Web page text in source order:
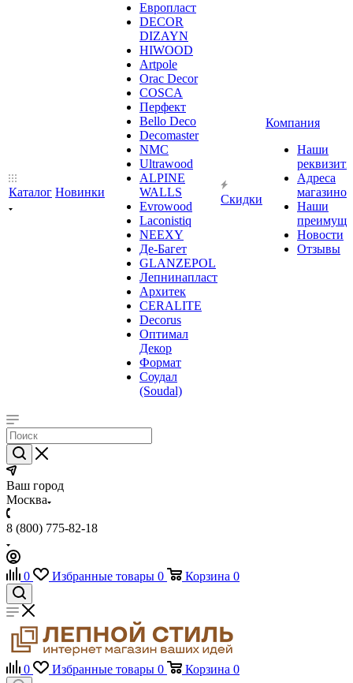
Каталог Новинки
Европласт
DECOR
DIZAYN
HIWOOD
Artpole
Orac Decor
COSCA
Перфект
Bello Deco
Decomaster
NMС
Ultrawood
ALPINE
WALLS
Evrowood
Laconistiq
NEEXY
Де-Багет
GLANZEPOL
Лепнинапласт
Архитек
CERALITE
Decorus
Оптимал
Декор
Формат
Соудал
(Soudal)
Скидки
Компания
Наши
Адреса
магазинов
Наши
Новости
Отзывы
Ваш город
Москва
8 (800) 775-82-18
0 Избранные товары 0 Корзина 0
0 Избранные товары 0 Корзина 0